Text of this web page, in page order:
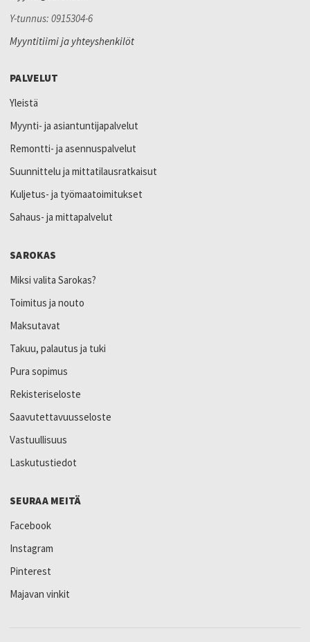
Y-tunnus: 0915304-6
Myyntitiimi ja yhteyshenkilöt
PALVELUT
Yleistä
Myynti- ja asiantuntijapalvelut
Remontti- ja asennuspalvelut
Suunnittelu ja mittatilausratkaisut
Kuljetus- ja työmaatoimitukset
Sahaus- ja mittapalvelut
SAROKAS
Miksi valita Sarokas?
Toimitus ja nouto
Maksutavat
Takuu, palautus ja tuki
Pura sopimus
Rekisteriseloste
Saavutettavuusseloste
Vastuullisuus
Laskutustiedot
SEURAA MEITÄ
Facebook
Instagram
Pinterest
Majavan vinkit